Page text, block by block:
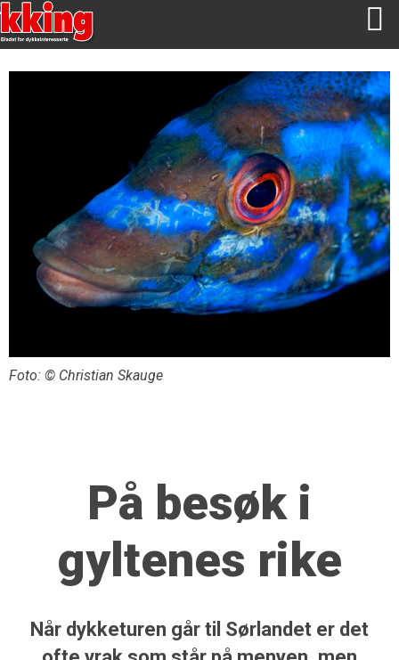
Foto: © Christian Skauge
På besøk i
gyltenes rike
Når dykketuren går til Sørlandet er det